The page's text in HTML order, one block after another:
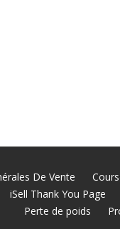
De Vente
iSell Thank You Page
Perte de poids